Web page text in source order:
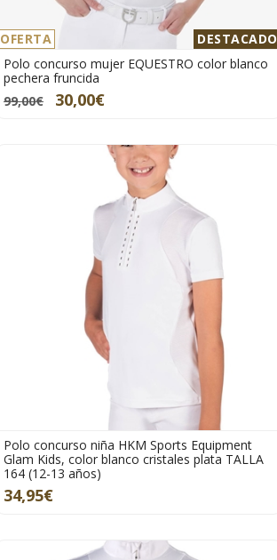
OFERTA DESTACADO
Polo concurso mujer EQUESTRO color blanco
pechera fruncida
99,00€
30,00€
Polo concurso niña HKM Sports Equipment
Glam Kids, color blanco cristales plata TALLA
164 (12-13 años)
34,95€